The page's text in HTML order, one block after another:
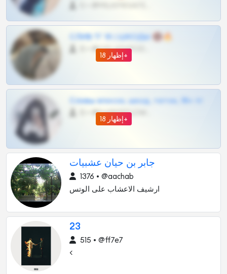
إظهار 18+
СЛИВ ТГ 18 | ШКОДЫ 🔞🔥
إظهار 18+
Сливы вписок, шкод, теток, 18+ тг
جابر بن حيان عشبيات
1376 • @aachab
ارشيف الاعشاب على الوتس
23
515 • @ff7e7
<